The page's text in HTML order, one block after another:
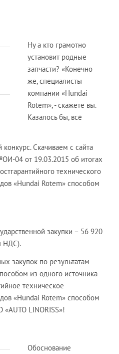
Ну а кто грамотно
установит родные
запчасти? «Конечно
же, специалисты
компании «Hundai
Rotem», - скажете вы.
Казалось бы, всё
Скачиваем с сайта
04 от 19.03.2015 об итогах
технического
«Hundai Rotem» способом
закупки – 56 920
НДС).
закупок по результатам
из одного источника
техническое
«Hundai Rotem» способом
«AUTO LINORISS»!
Обоснование